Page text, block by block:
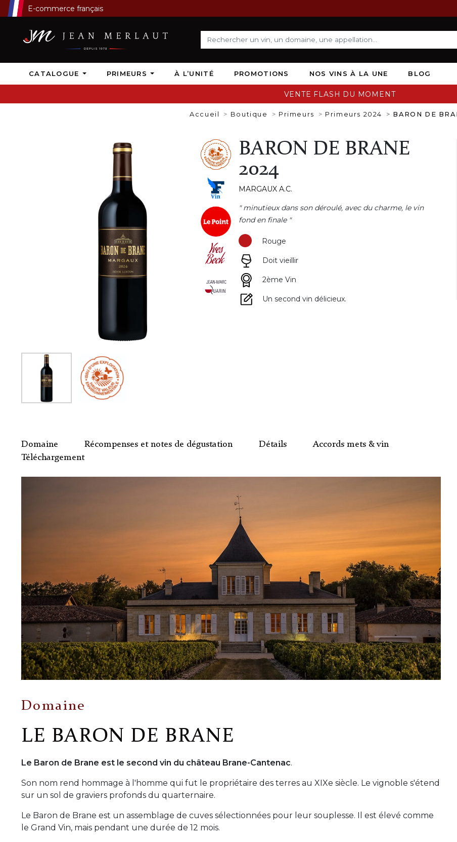
E-commerce français
CATALOGUE PRIMEURS À L’UNITÉ PROMOTIONS NOS VINS À LA UNE BLOG
VENTE FLASH DU MOMENT
Accueil Boutique Primeurs Primeurs 2024 BARON DE
BARON DE BRANE
2024
MARGAUX A.C.
" minutieux dans son déroulé, avec du charme, le vin
fond en finale "
Rouge
Doit vieillir
2ème Vin
Un second vin délicieux.
Domaine Récompenses et notes de dégustation Détails
Accords mets & vin
Téléchargement
Domaine
LE BARON DE BRANE
Le Baron de Brane est le second vin du château Brane-Cantenac.
Son nom rend hommage à l'homme qui fut le propriétaire des terres au XIXe siècle. Le vignoble s'étend
sur un sol de graviers profonds du quarternaire.
Le Baron de Brane est un assemblage de cuves sélectionnées pour leur souplesse. Il est élevé comme
le Grand Vin, mais pendant une durée de 12 mois.